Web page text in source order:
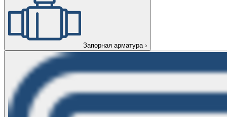
Запорная арматура ›